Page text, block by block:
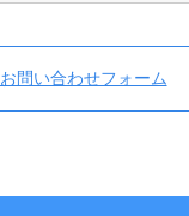
お問い合わせフォーム